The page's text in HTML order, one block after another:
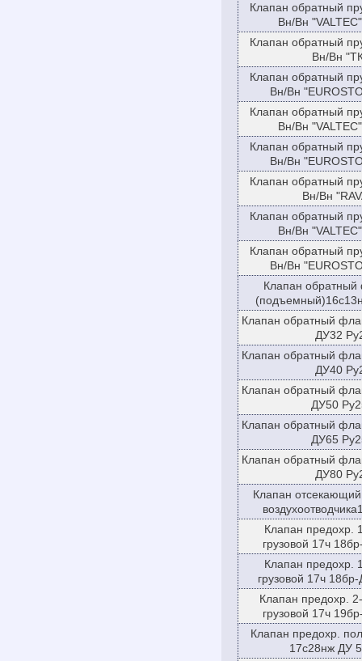
Клапан обратный
Вн/Вн
Клапан обратный
Вн/Вн
Клапан обратный
Вн/Вн
Клапан обратный
Вн/Вн
Клапан обратный
Вн/Вн
Клапан обратный
Вн/Вн
Клапан обратный
Вн/Вн
Клапан обратный
Вн/Вн
Клапан
Клапан обратный
ДУ32
Клапан обратный
ДУ40
Клапан обратный
ДУ50
Клапан обратный
ДУ65
Клапан обратный
ДУ80
Клапан
Клапан предохр.
грузовой 17ч
Клапан предохр.
грузовой 17ч
Клапан предохр.
грузовой 17ч
Клапан предохр.
17с28нж ДУ